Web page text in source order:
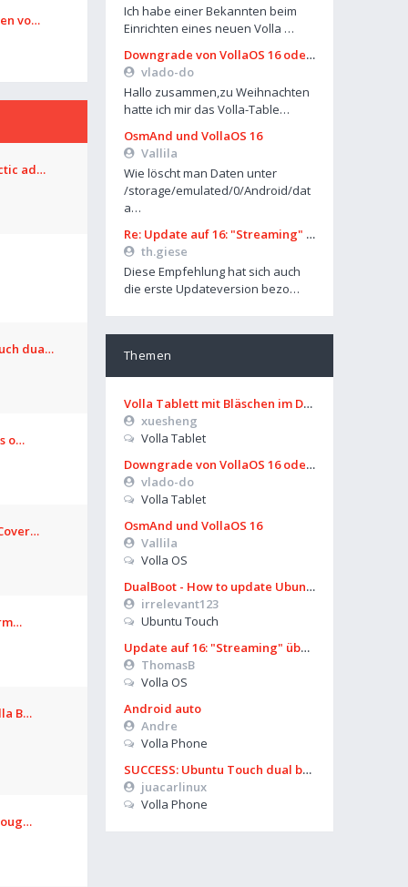
Ich habe einer Bekannten beim
Einrichten eines neuen Volla …
Downgrade von VollaOS 16 oder Formatierung von Userdata (aus UT)
vlado-do
Hallo zusammen,zu Weihnachten
hatte ich mir das Volla-Table…
OsmAnd und VollaOS 16
Vallila
Wie löscht man Daten unter
/storage/emulated/0/Android/dat
a…
Re: Update auf 16: "Streaming" über Mobilfunk geht nicht mehr
th.giese
Diese Empfehlung hat sich auch
die erste Updateversion bezo…
Themen
Volla Tablett mit Bläschen im Display?
xuesheng
Volla Tablet
Downgrade von VollaOS 16 oder Formatierung von Userdata (aus UT)
vlado-do
Volla Tablet
OsmAnd und VollaOS 16
Vallila
Volla OS
DualBoot - How to update Ubuntu
irrelevant123
Ubuntu Touch
Update auf 16: "Streaming" über Mobilfunk geht nicht mehr
ThomasB
Volla OS
Android auto
Andre
Volla Phone
SUCCESS: Ubuntu Touch dual boot works again on Volla OS 16 (Boot Manager)
juacarlinux
Volla Phone
vo…
ad…
dua…
o…
B…